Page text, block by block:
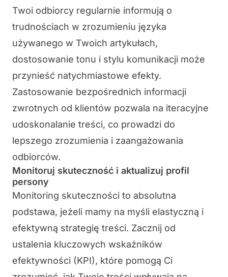
Twoi odbiorcy regularnie informują o
trudnościach w zrozumieniu języka
używanego w Twoich artykułach,
dostosowanie tonu i stylu komunikacji może
przynieść natychmiastowe efekty.
Zastosowanie bezpośrednich informacji
zwrotnych od klientów pozwala na iteracyjne
udoskonalanie treści, co prowadzi do
lepszego zrozumienia i zaangażowania
odbiorców.
Monitoruj skuteczność i aktualizuj profil
persony
Monitoring skuteczności to absolutna
podstawa, jeżeli mamy na myśli elastyczną i
efektywną strategię treści. Zacznij od
ustalenia kluczowych wskaźników
efektywności (KPI), które pomogą Ci